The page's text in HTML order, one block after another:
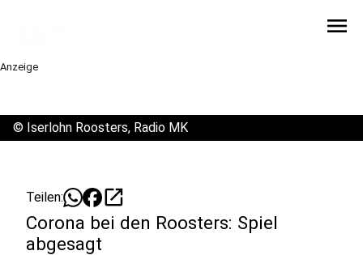
menu
Anzeige
© Iserlohn Roosters, Radio MK
Teilen: open_in_new
Corona bei den Roosters: Spiel
abgesagt